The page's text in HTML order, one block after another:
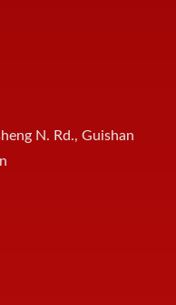
N. Rd., Guishan